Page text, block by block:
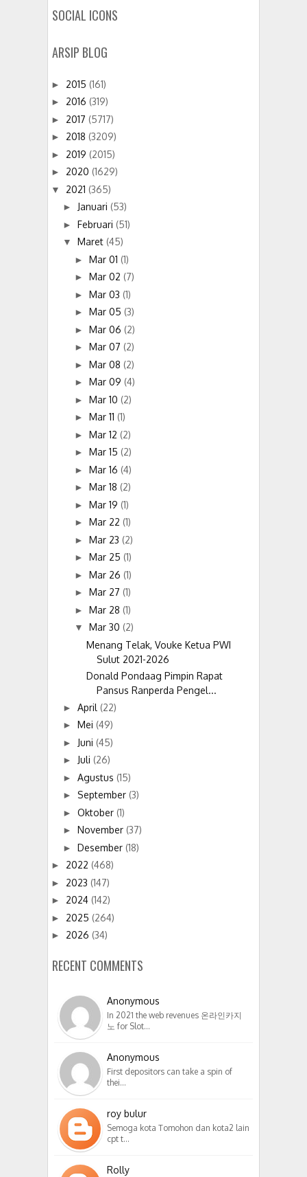
SOCIAL ICONS
ARSIP BLOG
► 2015 (161)
► 2016 (319)
► 2017 (5717)
► 2018 (3209)
► 2019 (2015)
► 2020 (1629)
▼ 2021 (365)
► Januari (53)
► Februari (51)
▼ Maret (45)
► Mar 01 (1)
► Mar 02 (7)
► Mar 03 (1)
► Mar 05 (3)
► Mar 06 (2)
► Mar 07 (2)
► Mar 08 (2)
► Mar 09 (4)
► Mar 10 (2)
► Mar 11 (1)
► Mar 12 (2)
► Mar 15 (2)
► Mar 16 (4)
► Mar 18 (2)
► Mar 19 (1)
► Mar 22 (1)
► Mar 23 (2)
► Mar 25 (1)
► Mar 26 (1)
► Mar 27 (1)
► Mar 28 (1)
▼ Mar 30 (2)
Menang Telak, Vouke Ketua PWI
Sulut 2021-2026
Donald Pondaag Pimpin Rapat
Pansus Ranperda Pengel...
► April (22)
► Mei (49)
► Juni (45)
► Juli (26)
► Agustus (15)
► September (3)
► Oktober (1)
► November (37)
► Desember (18)
► 2022 (468)
► 2023 (147)
► 2024 (142)
► 2025 (264)
► 2026 (34)
RECENT COMMENTS
Anonymous
In 2021 the web revenues 온라인카지
노 for Slot…
Anonymous
First depositors can take a spin of
thei…
roy bulur
Semoga kota Tomohon dan kota2 lain
cpt t…
Rolly